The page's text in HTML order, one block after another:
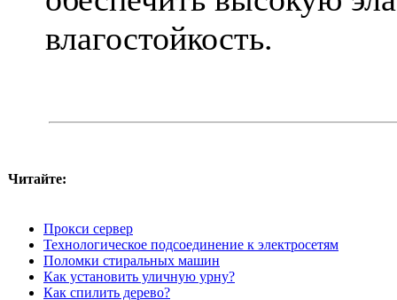
влагостойкость.
Читайте:
Прокси сервер
Технологическое подсоединение к электросетям
Поломки стиральных машин
Как установить уличную урну?
Как спилить дерево?